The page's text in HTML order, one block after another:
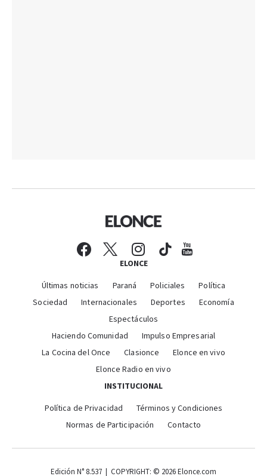
ELONCE
Últimas noticias Paraná Policiales
Política
Sociedad
Internacionales Deportes
Economía
Espectáculos
Haciendo Comunidad
Impulso Empresarial
La Cocina del Once
Clasionce
Elonce en vivo
Elonce Radio en vivo
INSTITUCIONAL
Política de Privacidad
Términos y Condiciones
Normas de Participación
Contacto
Edición N° 8.537 | COPYRIGHT: © 2026 Elonce.com